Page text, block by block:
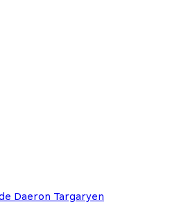
Daeron Targaryen